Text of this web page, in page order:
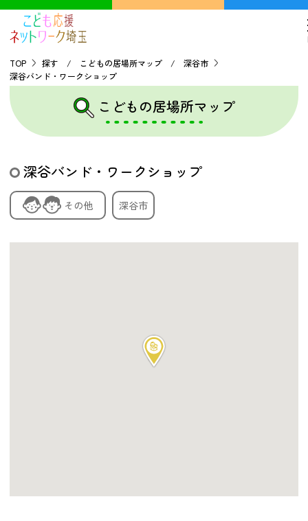
TOP
こどもの貧困について
探す
こどもの居場所マップ
TOP
探す / こどもの居場所マップ / 深谷市
深谷バンド・ワークショップ
こどもの居場所マップ
深谷バンド・ワークショップ
その他 深谷市